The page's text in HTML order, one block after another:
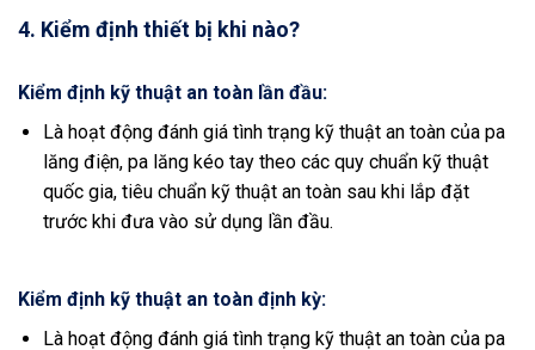
4. Kiểm định thiết bị khi nào?
Kiểm định kỹ thuật an toàn lần đầu:
Là hoạt động đánh giá tình trạng kỹ thuật an toàn của pa
lăng điện, pa lăng kéo tay theo các quy chuẩn kỹ thuật
quốc gia, tiêu chuẩn kỹ thuật an toàn sau khi lắp đặt
trước khi đưa vào sử dụng lần đầu.
Kiểm định kỹ thuật an toàn định kỳ:
Là hoạt động đánh giá tình trạng kỹ thuật an toàn của pa